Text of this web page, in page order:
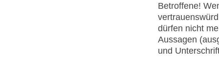
Betroffene!
dürfen nicht
Aussagen
und